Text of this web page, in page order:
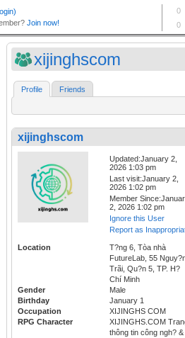
xijinghscom
Profile Friends
xijinghscom
Updated:January 2,
2026 1:03 pm
Last visit:January 2,
2026 1:02 pm
Member
2, 2026 1:02 pm
Ignore this User
Report as
Location
T?ng 6, Tòa nhà
FutureLab, 55
Trãi, Qu?n 5, TP. H?
Chí Minh
Gender
Male
Birthday
January 1
Occupation
XIJINGHS COM
RPG Character
XIJINGHS.COM
thông tin công ngh? &